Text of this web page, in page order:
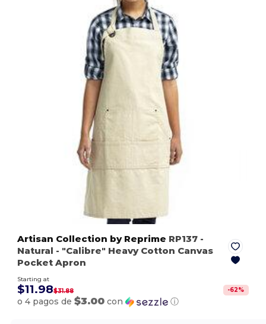
Artisan Collection by Reprime RP137 -
Natural - "Calibre" Heavy Cotton Canvas
Pocket Apron
Starting at
$11.98$31.88 -62%
o 4 pagos de$3.00 con ⓘ